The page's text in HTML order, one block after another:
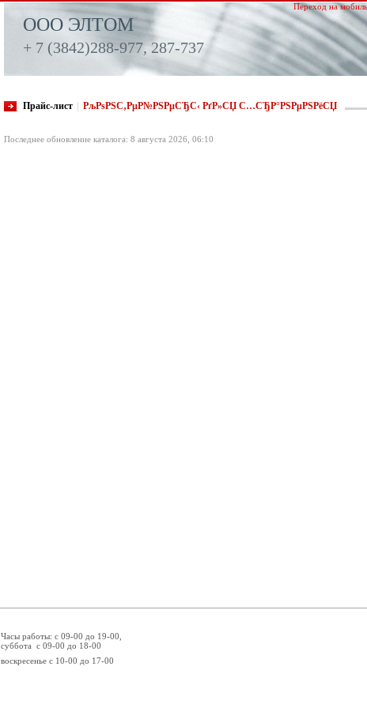
ООО ЭЛТОМ
+ 7 (3842)288-977, 287-737
Переход на
Прайс-лист РљРѕРЅС‚РµР№РЅРµСЂС‹ РґР»СЏ С…СЂР°РЅРµРЅРёСЏ
Последнее обновление каталога: 8 августа 2026, 06:10
Часы работы: с 09-00 до 19-00,
суббота с 09-00 до 18-00
воскресенье с 10-00 до 17-00